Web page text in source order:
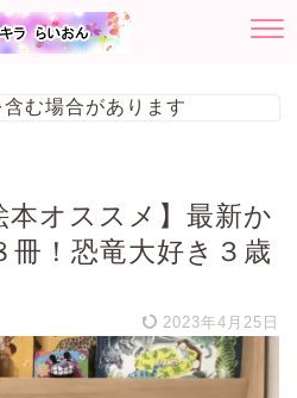
む場合があります
本オススメ】最新か
冊！恐竜大好き３歳
2023年4月25日